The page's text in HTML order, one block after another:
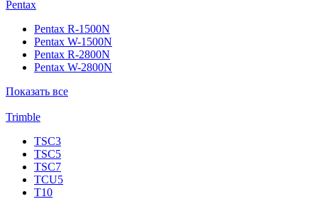
Pentax
Pentax R-1500N
Pentax W-1500N
Pentax R-2800N
Pentax W-2800N
Показать все
Trimble
TSC3
TSC5
TSC7
TCU5
T10